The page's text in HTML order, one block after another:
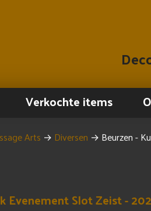
Verkochte items
Arts → Diversen → Beurzen -
Evenement Slot Zeist -